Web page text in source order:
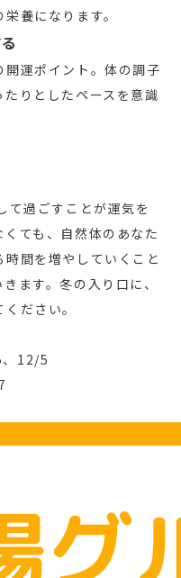
養になります。
運ポイント。体の調子
りとしたペースを意識
て過ごすことが運気を
ても、自然体のあなた
間を増やしていくこと
ます。冬の入り口に、
ださい。
12/5